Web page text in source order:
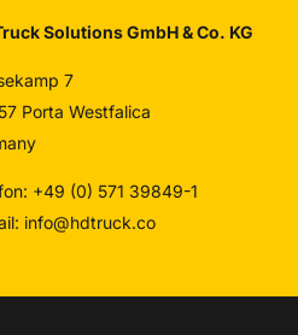
Solutions GmbH & Co. KG
7
Porta Westfalica
+49 (0) 571 39849-1
info@hdtruck.co